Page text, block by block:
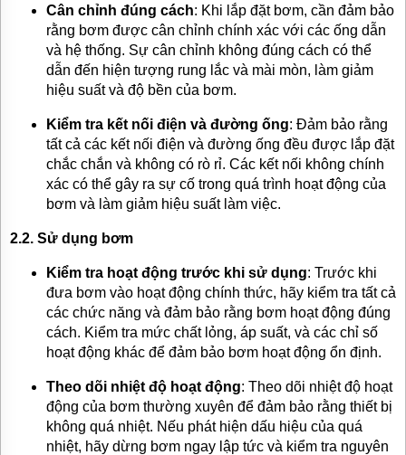
Cân chỉnh đúng cách: Khi lắp đặt bơm, cần đảm bảo
rằng bơm được cân chỉnh chính xác với các ống dẫn
và hệ thống. Sự cân chỉnh không đúng cách có thể
dẫn đến hiện tượng rung lắc và mài mòn, làm giảm
hiệu suất và độ bền của bơm.
Kiểm tra kết nối điện và đường ống: Đảm bảo rằng
tất cả các kết nối điện và đường ống đều được lắp đặt
chắc chắn và không có rò rỉ. Các kết nối không chính
xác có thể gây ra sự cố trong quá trình hoạt động của
bơm và làm giảm hiệu suất làm việc.
2.2. Sử dụng bơm
Kiểm tra hoạt động trước khi sử dụng: Trước khi
đưa bơm vào hoạt động chính thức, hãy kiểm tra tất cả
các chức năng và đảm bảo rằng bơm hoạt động đúng
cách. Kiểm tra mức chất lỏng, áp suất, và các chỉ số
hoạt động khác để đảm bảo bơm hoạt động ổn định.
Theo dõi nhiệt độ hoạt động: Theo dõi nhiệt độ hoạt
động của bơm thường xuyên để đảm bảo rằng thiết bị
không quá nhiệt. Nếu phát hiện dấu hiệu của quá
nhiệt, hãy dừng bơm ngay lập tức và kiểm tra nguyên